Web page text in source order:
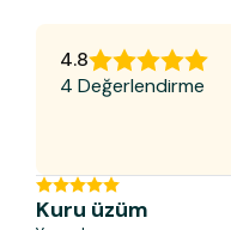
4.8
4 Değerlendirme
Kuru üzüm